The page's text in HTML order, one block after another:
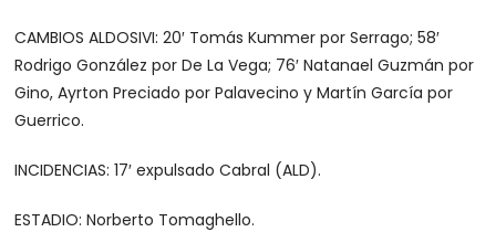
CAMBIOS ALDOSIVI: 20′ Tomás Kummer por Serrago; 58′
Rodrigo González por De La Vega; 76′ Natanael Guzmán por
Gino, Ayrton Preciado por Palavecino y Martín García por
Guerrico.
INCIDENCIAS: 17′ expulsado Cabral (ALD).
ESTADIO: Norberto Tomaghello.